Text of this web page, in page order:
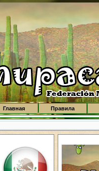
Главная Правила